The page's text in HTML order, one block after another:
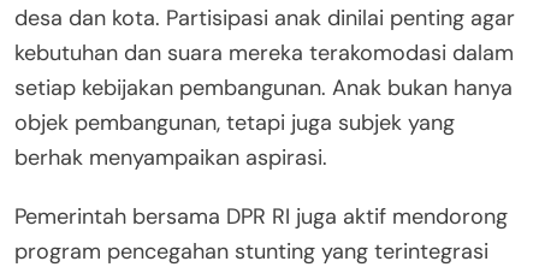
desa dan kota. Partisipasi anak dinilai penting agar
kebutuhan dan suara mereka terakomodasi dalam
setiap kebijakan pembangunan. Anak bukan hanya
objek pembangunan, tetapi juga subjek yang
berhak menyampaikan aspirasi.
Pemerintah bersama DPR RI juga aktif mendorong
program pencegahan stunting yang terintegrasi